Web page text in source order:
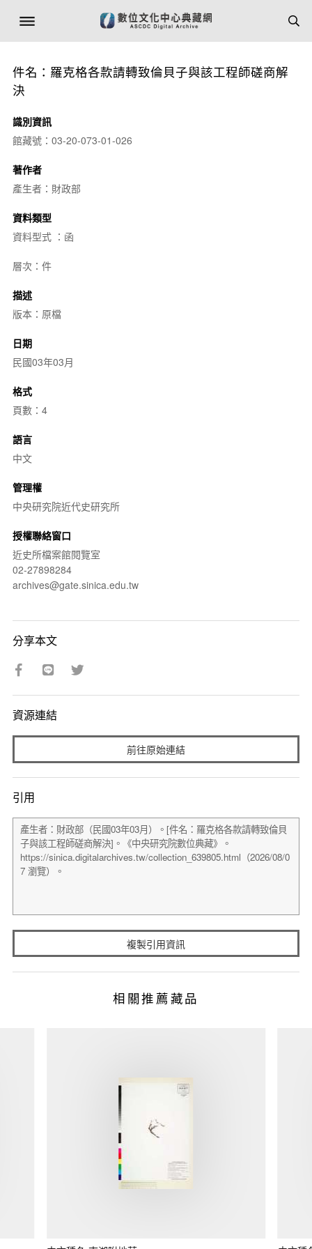
件名：羅克格各款請轉致倫貝子與該工程師磋商解
決
識別資訊
館藏號：03-20-073-01-026
著作者
產生者：財政部
資料類型
資料型式 ：函
層次：件
描述
版本：原檔
日期
民國03年03月
格式
頁數：4
語言
中文
管理權
中央研究院近代史研究所
授權聯絡窗口
近史所檔案館閱覽室
02-27898284
archives@gate.sinica.edu.tw
分享本文
資源連結
前往原始連結
引用
複製引用資訊
相關推薦藏品